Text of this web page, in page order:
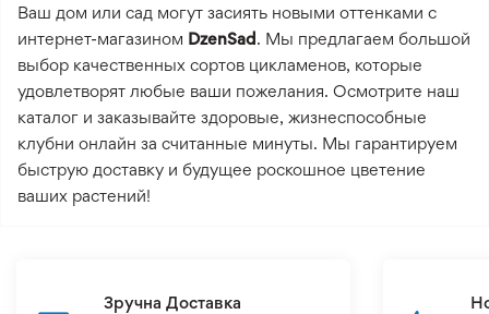
Ваш дом или сад могут засиять новыми оттенками с
интернет-магазином DzenSad. Мы предлагаем большой
выбор качественных сортов цикламенов, которые
удовлетворят любые ваши пожелания. Осмотрите наш
каталог и заказывайте здоровые, жизнеспособные
клубни онлайн за считанные минуты. Мы гарантируем
быструю доставку и будущее роскошное цветение
ваших растений!
Зручна Доставка